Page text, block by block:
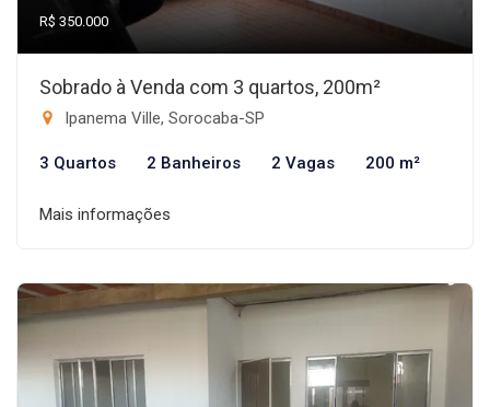
R$ 350.000
Sobrado à Venda com 3 quartos, 200m²
Ipanema Ville, Sorocaba-SP
3 Quartos 2 Banheiros 2 Vagas 200 m²
Mais informações